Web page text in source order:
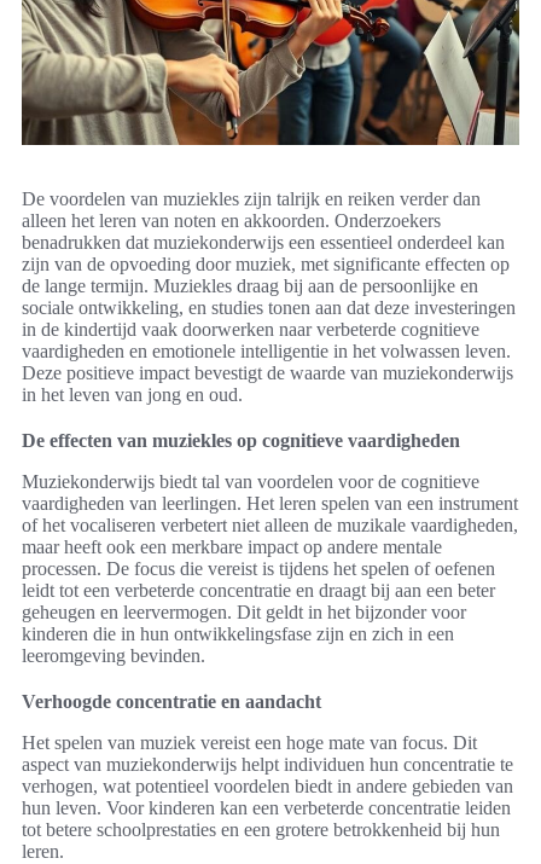
De voordelen van muziekles zijn talrijk en reiken verder dan
alleen het leren van noten en akkoorden. Onderzoekers
benadrukken dat muziekonderwijs een essentieel onderdeel kan
zijn van de opvoeding door muziek, met significante effecten op
de lange termijn. Muziekles draag bij aan de persoonlijke en
sociale ontwikkeling, en studies tonen aan dat deze investeringen
in de kindertijd vaak doorwerken naar verbeterde cognitieve
vaardigheden en emotionele intelligentie in het volwassen leven.
Deze positieve impact bevestigt de waarde van muziekonderwijs
in het leven van jong en oud.
De effecten van muziekles op cognitieve vaardigheden
Muziekonderwijs biedt tal van voordelen voor de cognitieve
vaardigheden van leerlingen. Het leren spelen van een instrument
of het vocaliseren verbetert niet alleen de muzikale vaardigheden,
maar heeft ook een merkbare impact op andere mentale
processen. De focus die vereist is tijdens het spelen of oefenen
leidt tot een verbeterde concentratie en draagt bij aan een beter
geheugen en leervermogen. Dit geldt in het bijzonder voor
kinderen die in hun ontwikkelingsfase zijn en zich in een
leeromgeving bevinden.
Verhoogde concentratie en aandacht
Het spelen van muziek vereist een hoge mate van focus. Dit
aspect van muziekonderwijs helpt individuen hun concentratie te
verhogen, wat potentieel voordelen biedt in andere gebieden van
hun leven. Voor kinderen kan een verbeterde concentratie leiden
tot betere schoolprestaties en een grotere betrokkenheid bij hun
leren.